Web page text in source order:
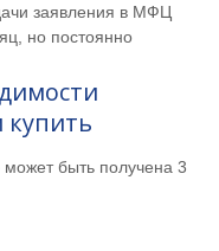
заявления в МФЦ
но постоянно
купить
быть получена 3